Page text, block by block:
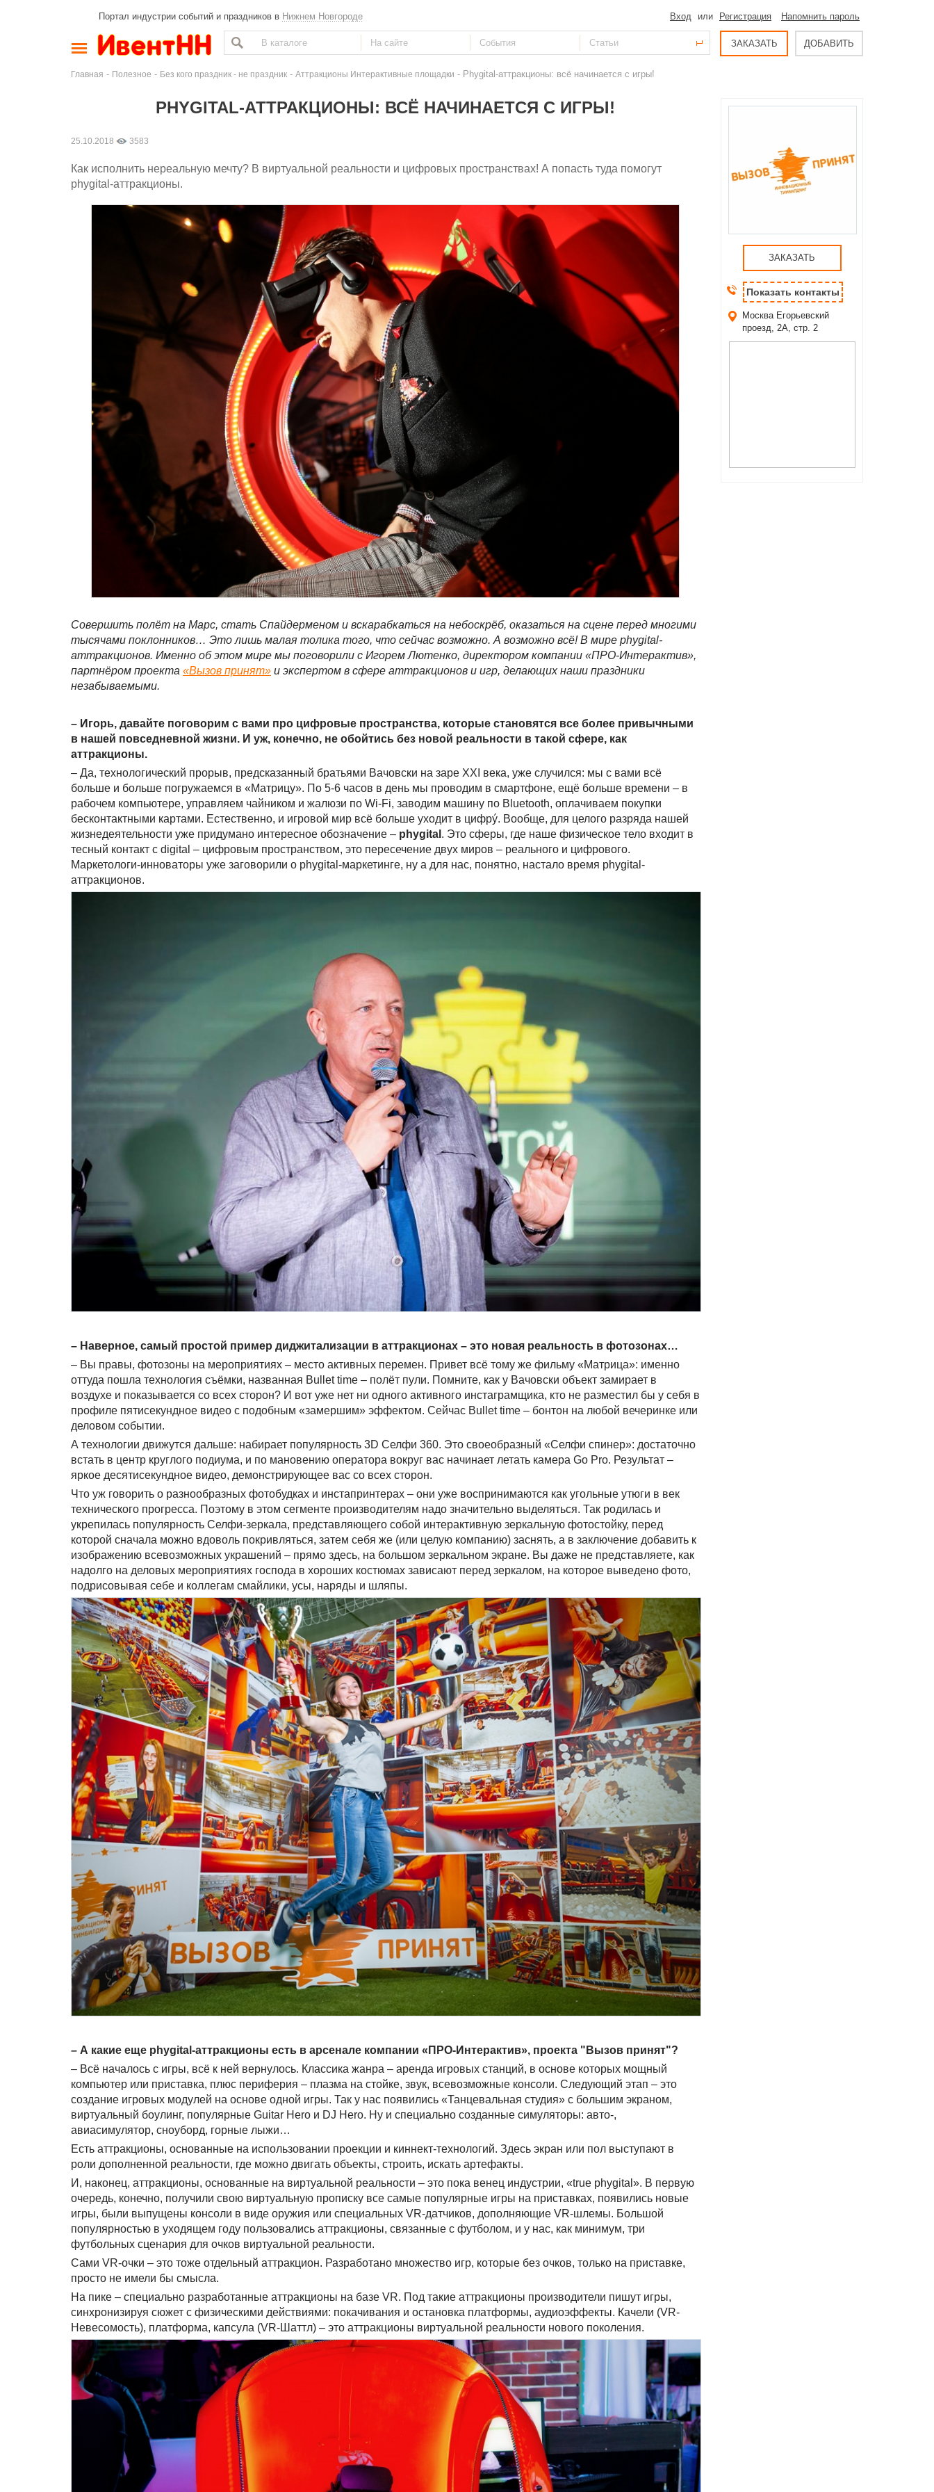
Портал индустрии событий и праздников в Нижнем Новгороде Вход или Регистрация Напомнить пароль
ЗАКАЗАТЬ ДОБАВИТЬ
Главная - Полезное - Без кого праздник - не праздник - Аттракционы Интерактивные площадки - Phygital-аттракционы: всё начинается с игры!
PHYGITAL-АТТРАКЦИОНЫ: ВСЁ НАЧИНАЕТСЯ С ИГРЫ!
25.10.2018 3583
Как исполнить нереальную мечту? В виртуальной реальности и цифровых пространствах! А попасть туда помогут
phygital-аттракционы.
Совершить полёт на Марс, стать Спайдерменом и вскарабкаться на небоскрёб, оказаться на сцене перед многими
тысячами поклонников… Это лишь малая толика того, что сейчас возможно. А возможно всё! В мире phygital-
аттракционов. Именно об этом мире мы поговорили с Игорем Лютенко, директором компании «ПРО-Интерактив»,
партнёром проекта «Вызов принят» и экспертом в сфере аттракционов и игр, делающих наши праздники
незабываемыми.
– Игорь, давайте поговорим с вами про цифровые пространства, которые становятся все более привычными
в нашей повседневной жизни. И уж, конечно, не обойтись без новой реальности в такой сфере, как
аттракционы.
– Да, технологический прорыв, предсказанный братьями Вачовски на заре XXI века, уже случился: мы с вами всё
больше и больше погружаемся в «Матрицу». По 5-6 часов в день мы проводим в смартфоне, ещё больше времени – в
рабочем компьютере, управляем чайником и жалюзи по Wi-Fi, заводим машину по Bluetooth, оплачиваем покупки
бесконтактными картами. Естественно, и игровой мир всё больше уходит в цифрý. Вообще, для целого разряда нашей
жизнедеятельности уже придумано интересное обозначение – phygital . Это сферы, где наше физическое тело входит в
тесный контакт с digital – цифровым пространством, это пересечение двух миров – реального и цифрового.
Маркетологи-инноваторы уже заговорили о phygital-маркетинге, ну а для нас, понятно, настало время phygital-
аттракционов.
– Наверное, самый простой пример диджитализации в аттракционах – это новая реальность в фотозонах…
– Вы правы, фотозоны на мероприятиях – место активных перемен. Привет всё тому же фильму «Матрица»: именно
оттуда пошла технология съёмки, названная Bullet time – полёт пули. Помните, как у Вачовски объект замирает в
воздухе и показывается со всех сторон? И вот уже нет ни одного активного инстаграмщика, кто не разместил бы у себя в
профиле пятисекундное видео с подобным «замершим» эффектом. Сейчас Bullet time – бонтон на любой вечеринке или
деловом событии.
А технологии движутся дальше: набирает популярность 3D Селфи 360. Это своеобразный «Селфи спинер»: достаточно
встать в центр круглого подиума, и по мановению оператора вокруг вас начинает летать камера Go Pro. Результат –
яркое десятисекундное видео, демонстрирующее вас со всех сторон.
Что уж говорить о разнообразных фотобудках и инстапринтерах – они уже воспринимаются как угольные утюги в век
технического прогресса. Поэтому в этом сегменте производителям надо значительно выделяться. Так родилась и
укрепилась популярность Селфи-зеркала, представляющего собой интерактивную зеркальную фотостойку, перед
которой сначала можно вдоволь покривляться, затем себя же (или целую компанию) заснять, а в заключение добавить к
изображению всевозможных украшений – прямо здесь, на большом зеркальном экране. Вы даже не представляете, как
надолго на деловых мероприятиях господа в хороших костюмах зависают перед зеркалом, на которое выведено фото,
подрисовывая себе и коллегам смайлики, усы, наряды и шляпы.
– А какие еще phygital-аттракционы есть в арсенале компании «ПРО-Интерактив», проекта "Вызов принят"?
– Всё началось с игры, всё к ней вернулось. Классика жанра – аренда игровых станций, в основе которых мощный
компьютер или приставка, плюс периферия – плазма на стойке, звук, всевозможные консоли. Следующий этап – это
создание игровых модулей на основе одной игры. Так у нас появились «Танцевальная студия» с большим экраном,
виртуальный боулинг, популярные Guitar Hero и DJ Hero. Ну и специально созданные симуляторы: авто-,
авиасимулятор, сноуборд, горные лыжи…
Есть аттракционы, основанные на использовании проекции и киннект-технологий. Здесь экран или пол выступают в
роли дополненной реальности, где можно двигать объекты, строить, искать артефакты.
И, наконец, аттракционы, основанные на виртуальной реальности – это пока венец индустрии, «true phygital». В первую
очередь, конечно, получили свою виртуальную прописку все самые популярные игры на приставках, появились новые
игры, были выпущены консоли в виде оружия или специальных VR-датчиков, дополняющие VR-шлемы. Большой
популярностью в уходящем году пользовались аттракционы, связанные с футболом, и у нас, как минимум, три
футбольных сценария для очков виртуальной реальности.
Сами VR-очки – это тоже отдельный аттракцион. Разработано множество игр, которые без очков, только на приставке,
просто не имели бы смысла.
На пике – специально разработанные аттракционы на базе VR. Под такие аттракционы производители пишут игры,
синхронизируя сюжет с физическими действиями: покачивания и остановка платформы, аудиоэффекты. Качели (VR-
Невесомость), платформа, капсула (VR-Шаттл) – это аттракционы виртуальной реальности нового поколения.
ЗАКАЗАТЬ
Показать контакты
Москва Егорьевский
проезд, 2А, стр. 2